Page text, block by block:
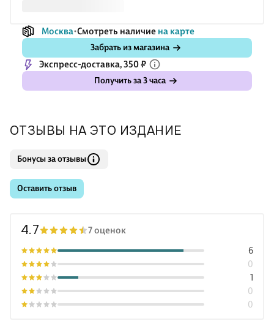
Москва Смотреть наличие на карте
Забрать из магазина
Экспресс-доставка, 350 ₽
Получить за 3 часа
ОТЗЫВЫ НА ЭТО ИЗДАНИЕ
Бонусы за отзывы
Оставить отзыв
4.7 7 оценок
0
0
1
0
6